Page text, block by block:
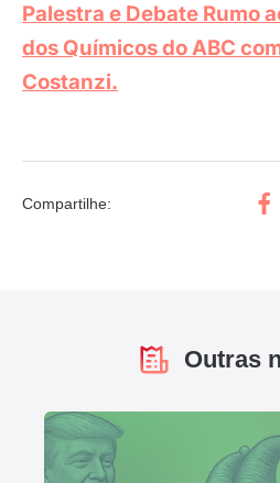
Palestra e Debate Rumo
dos Químicos do ABC
Costanzi.
Compartilhe:
Outras